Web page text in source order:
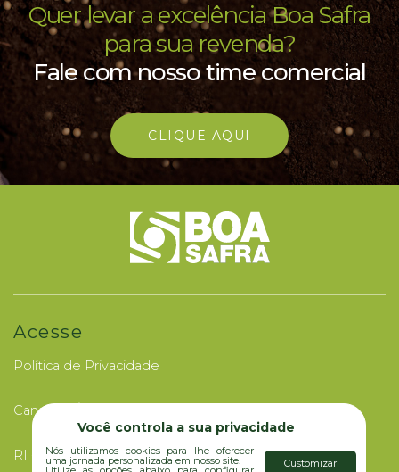
Quer levar a excelência Boa Safra
para sua revenda?
Fale com nosso time comercial
CLIQUE AQUI
Acesse
Política de Privacidade
Canal de Ética
RI - Investidores
Você controla a sua privacidade
Nós utilizamos cookies para lhe oferecer
uma jornada personalizada em nosso site. Customizar